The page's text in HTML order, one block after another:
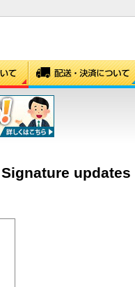
updates